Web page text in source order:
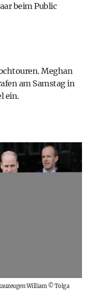
beim Public
Meghan
am Samstag in
ein.
William©Tolga